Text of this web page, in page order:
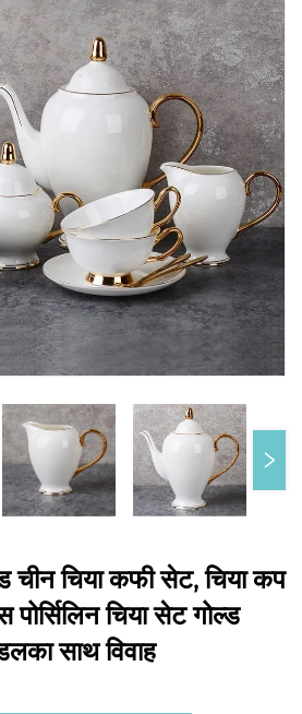
चिया कफी सेट, चिया कप
चिया सेट गोल्ड
साथ विवाह